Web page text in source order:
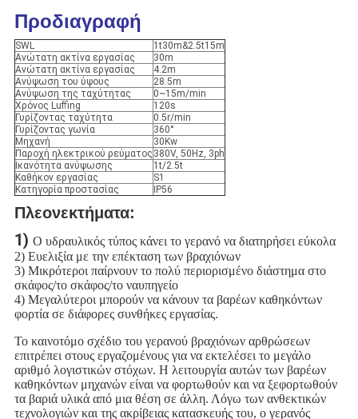
Προδιαγραφή
SWL
1t30m&2.5t15m
Ανώτατη ακτίνα εργασίας
30m
Ανώτατη ακτίνα εργασίας
4.2m
Ανύψωση του ύψους
28.5m
Ανύψωση της ταχύτητας
0~15m/min
Χρόνος Luffing
120s
Γυρίζοντας ταχύτητα
0.5r/min
Γυρίζοντας γωνία
360°
Μηχανή
30Kw
Παροχή ηλεκτρικού ρεύματος 380V, 50Hz, 3ph
Ικανότητα ανύψωσης
1t/2.5t
Καθήκον εργασίας
S1
Κατηγορία προστασίας
IP56
Πλεονεκτήματα:
1) Ο υδραυλικός τύπος κάνει το γερανό να διατηρήσει εύκολα
2) Ευελιξία με την επέκταση των βραχιόνων
3) Μικρότεροι παίρνουν το πολύ περιορισμένο διάστημα στο
σκάφος/το σκάφος/το ναυπηγείο
4) Μεγαλύτεροι μπορούν να κάνουν τα βαρέων καθηκόντων
φορτία σε διάφορες συνθήκες εργασίας.
Το καινοτόμο σχέδιο του γερανού βραχιόνων αρθρώσεων
επιτρέπει στους εργαζομένους για να εκτελέσει το μεγάλο
αριθμό λογιστικών στόχων. Η λειτουργία αυτών των βαρέων
καθηκόντων μηχανών είναι να φορτωθούν και να ξεφορτωθούν
τα βαριά υλικά από μια θέση σε άλλη. Λόγω των ανθεκτικών
τεχνολογιών και της ακρίβειας κατασκευής του, ο γερανός